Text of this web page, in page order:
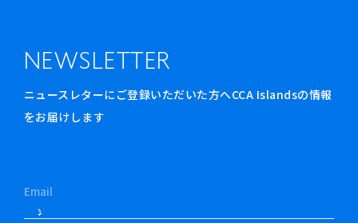
NEWSLETTER
ニュースレターにご登録いただいた方へCCA Islandsの情報
をお届けします